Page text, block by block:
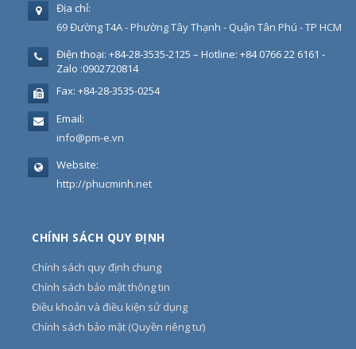
Địa chỉ:
69 Đường T4A - Phường Tây Thạnh - Quận Tân Phú - TP HCM
Điện thoại: +84-28-3535-2125 – Hotline: +84 0766 22 6161 -
Zalo :0902720814
Fax: +84-28-3535-0254
Email:
info@pm-e.vn
Website:
http://phucminh.net
CHÍNH SÁCH QUY ĐỊNH
Chính sách quy định chung
Chính sách bảo mật thông tin
Điều khoản và điều kiện sử dụng
Chính sách bảo mật (Quyền riêng tư)